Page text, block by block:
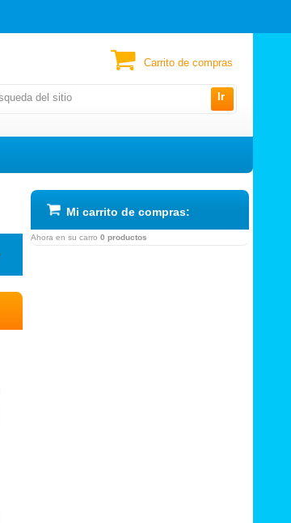
Ir
Carrito de compras
Mi carrito de compras:
Ahora en su carro 0 productos